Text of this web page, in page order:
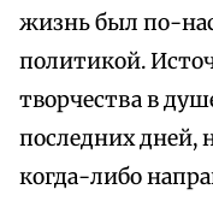
жизнь был по-
политикой.
творчества в
последних дней,
когда-либо